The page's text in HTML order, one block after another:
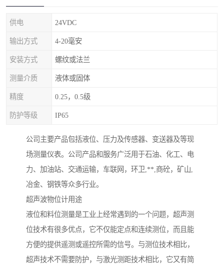
供电 24VDC
输出方式 4-20毫安
安装方式 螺纹或法兰
测量介质 液体或固体
精度 0.25，0.5级
防护等级 IP65
公司主要产品包括液位、压力及传感器、变送器及等现
场测量仪表。公司产品和服务广泛用于石油、化工、电
力、加油站、交通运输，车联网，环卫,**,商砼，矿山,
冶金、钢铁等众多行业。
超声波物位计用途
液位和料位测量是工业上经常遇到的一个问题，超声测
位技术有很多优点，它不仅能定点和连续测位，而且能
方便的提供遥测或遥控所需的信号。与测位技术相比，
超声技术不需要防护，与激光测距技术相比，它又有简